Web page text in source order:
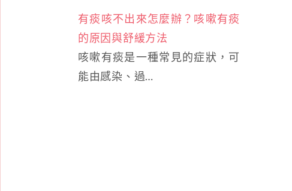
有痰咳不出來怎麼辦？咳嗽有痰
的原因與舒緩方法
咳嗽有痰是一種常見的症狀，可
能由感染、過…